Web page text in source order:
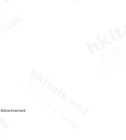
Advertisement